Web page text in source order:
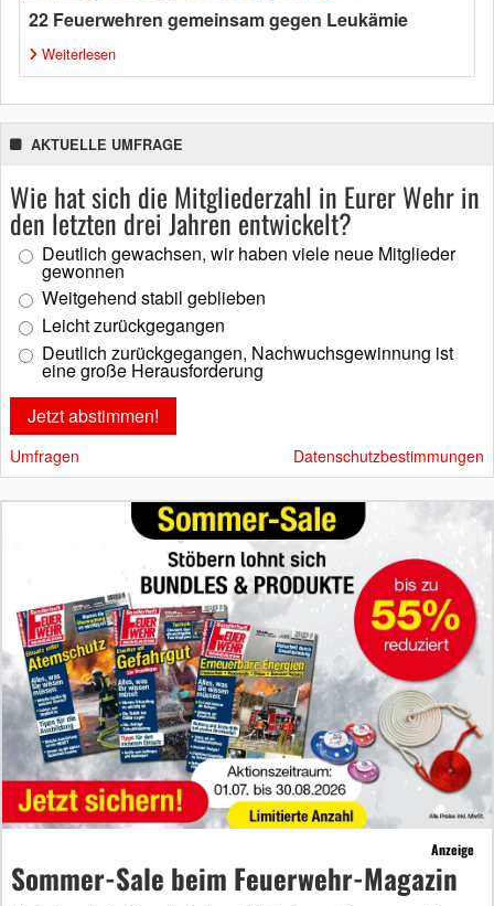
22 Feuerwehren gemeinsam gegen Leukämie
Weiterlesen
AKTUELLE UMFRAGE
Wie hat sich die Mitgliederzahl in Eurer Wehr in
den letzten drei Jahren entwickelt?
Deutlich gewachsen, wir haben viele neue Mitglieder
gewonnen
Weitgehend stabil geblieben
Leicht zurückgegangen
Deutlich zurückgegangen, Nachwuchsgewinnung ist
eine große Herausforderung
Umfragen Datenschutzbestimmungen
Anzeige
Sommer-Sale beim Feuerwehr-Magazin